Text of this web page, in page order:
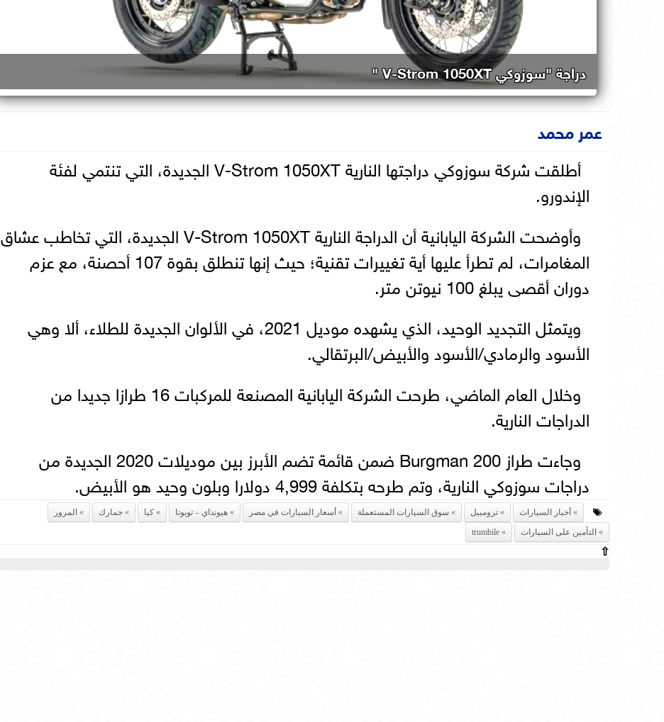
دراجة "سوزوكي V-Strom 1050XT "
عمر محمد
أطلقت شركة سوزوكي دراجتها النارية V-Strom 1050XT الجديدة، التي تنتمي لفئة
الإندورو.
وأوضحت الشركة اليابانية أن الدراجة النارية V-Strom 1050XT الجديدة، التي تخاطب عشاق
المغامرات، لم تطرأ عليها أية تغييرات تقنية؛ حيث إنها تنطلق بقوة 107 أحصنة، مع عزم
دوران أقصى يبلغ 100 نيوتن متر.
ويتمثل التجديد الوحيد، الذي يشهده موديل 2021، في الألوان الجديدة للطلاء، ألا وهي
الأسود والرمادي/الأسود والأبيض/البرتقالي.
وخلال العام الماضي، طرحت الشركة اليابانية المصنعة للمركبات 16 طرازا جديدا من
الدراجات النارية.
وجاءت طراز Burgman 200 ضمن قائمة تضم الأبرز بين موديلات 2020 الجديدة من
دراجات سوزوكي النارية، وتم طرحه بتكلفة 4,999 دولارا وبلون وحيد هو الأبيض.
أخبار السيارات ترومبيل سوق السيارات المستعملة أسعار السيارات في مصر هيونداي – تويوتا كيا جمارك
المرور
التأمين على السيارات
trumbile
⇧